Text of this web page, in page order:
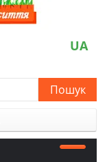
UA
Пошук